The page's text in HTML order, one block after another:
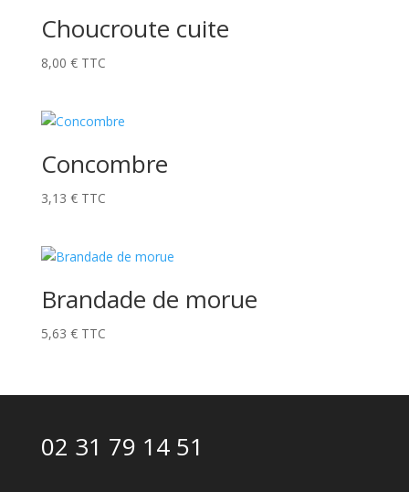
Choucroute cuite
8,00 € TTC
Concombre
3,13 € TTC
Brandade de morue
5,63 € TTC
02 31 79 14 51